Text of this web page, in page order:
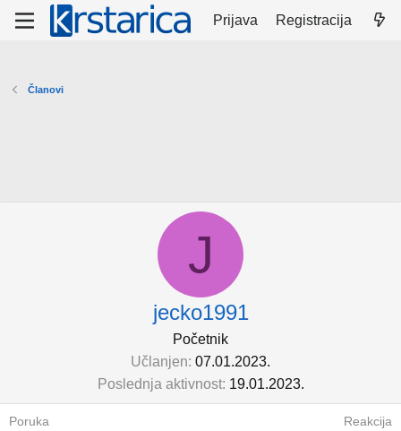
Prijava Registracija
Članovi
J
jecko1991
Početnik
Učlanjen 07.01.2023.
Poslednja aktivnost 19.01.2023.
Poruka Reakcija